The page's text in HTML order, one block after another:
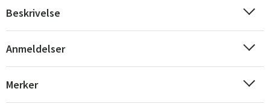
Beskrivelse
Anmeldelser
Merker